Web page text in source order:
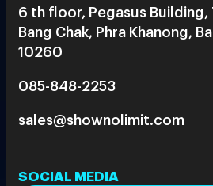
6 th floor, Pegasus Building,
Bang Chak, Phra Khanong,
10260
085-848-2253
sales@shownolimit.com
SOCIAL MEDIA